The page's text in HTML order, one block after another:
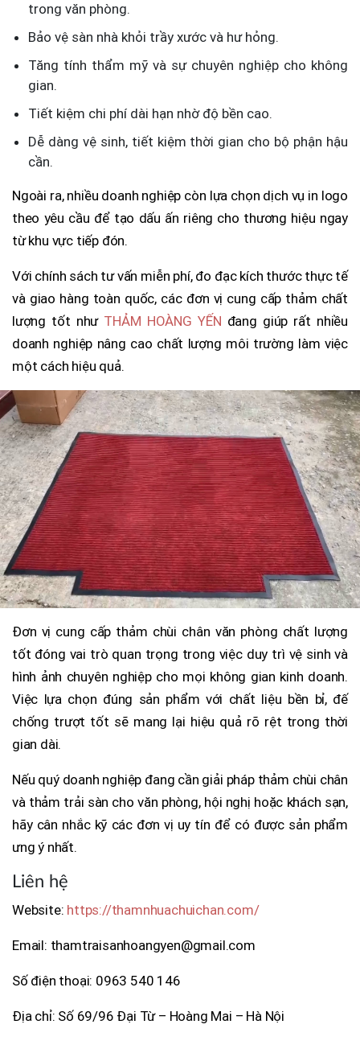
trong văn phòng.
Bảo vệ sàn nhà khỏi trầy xước và hư hỏng.
Tăng tính thẩm mỹ và sự chuyên nghiệp cho không
gian.
Tiết kiệm chi phí dài hạn nhờ độ bền cao.
Dễ dàng vệ sinh, tiết kiệm thời gian cho bộ phận hậu
cần.
Ngoài ra, nhiều doanh nghiệp còn lựa chọn dịch vụ in logo
theo yêu cầu để tạo dấu ấn riêng cho thương hiệu ngay
từ khu vực tiếp đón.
Với chính sách tư vấn miễn phí, đo đạc kích thước thực tế
và giao hàng toàn quốc, các đơn vị cung cấp thảm chất
lượng tốt như THẢM HOÀNG YẾN đang giúp rất nhiều
doanh nghiệp nâng cao chất lượng môi trường làm việc
một cách hiệu quả.
Đơn vị cung cấp thảm chùi chân văn phòng chất lượng
tốt đóng vai trò quan trọng trong việc duy trì vệ sinh và
hình ảnh chuyên nghiệp cho mọi không gian kinh doanh.
Việc lựa chọn đúng sản phẩm với chất liệu bền bỉ, đế
chống trượt tốt sẽ mang lại hiệu quả rõ rệt trong thời
gian dài.
Nếu quý doanh nghiệp đang cần giải pháp thảm chùi chân
và thảm trải sàn cho văn phòng, hội nghị hoặc khách sạn,
hãy cân nhắc kỹ các đơn vị uy tín để có được sản phẩm
ưng ý nhất.
Liên hệ
Website: https://thamnhuachuichan.com/
Email: thamtraisanhoangyen@gmail.com
Số điện thoại: 0963 540 146
Địa chỉ: Số 69/96 Đại Từ – Hoàng Mai – Hà Nội